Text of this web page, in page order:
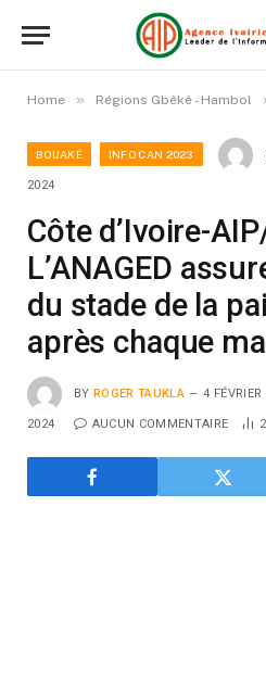
Home » Régions Gbêkê - Hambol
BOUAKÉ INFO CAN 2023
2024
Côte d’Ivoire-
L’ANAGED
du stade de la
après chaque
BY ROGER TAUKLA 4
2024 AUCUN COMMENTAIRE